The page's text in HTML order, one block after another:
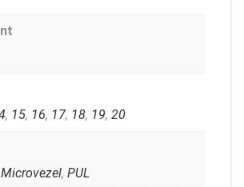
, 15, 16, 17, 18, 19, 20
Microvezel, PUL